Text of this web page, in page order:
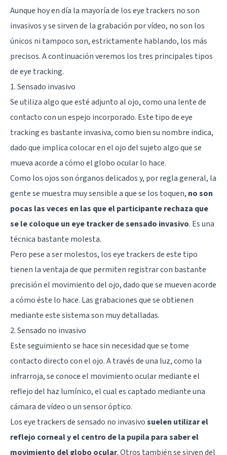
Aunque hoy en día la mayoría de los eye trackers no son
invasivos y se sirven de la grabación por vídeo, no son los
únicos ni tampoco son, estrictamente hablando, los más
precisos. A continuación veremos los tres principales tipos
de eye tracking.
1. Sensado invasivo
Se utiliza algo que esté adjunto al ojo, como una lente de
contacto con un espejo incorporado. Este tipo de eye
tracking es bastante invasiva, como bien su nombre indica,
dado que implica colocar en el ojo del sujeto algo que se
mueva acorde a cómo el globo ocular lo hace.
Como los ojos son órganos delicados y, por regla general, la
gente se muestra muy sensible a que se los toquen, no son
pocas las veces en las que el participante rechaza que
se le coloque un eye tracker de sensado invasivo. Es una
técnica bastante molesta.
Pero pese a ser molestos, los eye trackers de este tipo
tienen la ventaja de que permiten registrar con bastante
precisión el movimiento del ojo, dado que se mueven acorde
a cómo éste lo hace. Las grabaciones que se obtienen
mediante este sistema son muy detalladas.
2. Sensado no invasivo
Este seguimiento se hace sin necesidad que se tome
contacto directo con el ojo. A través de una luz, como la
infrarroja, se conoce el movimiento ocular mediante el
reflejo del haz lumínico, el cual es captado mediante una
cámara de vídeo o un sensor óptico.
Los eye trackers de sensado no invasivosuelen utilizar el
reflejo corneal y el centro de la pupila para saber el
movimiento del globo ocular. Otros también se sirven del